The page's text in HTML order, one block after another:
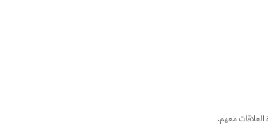
العلاقات معهم.